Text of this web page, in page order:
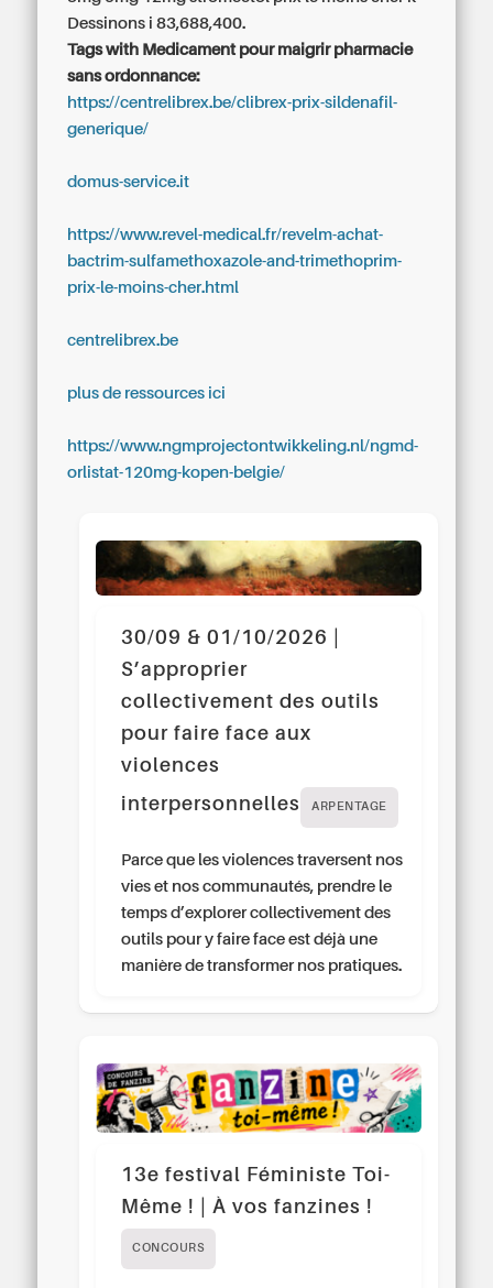
Dessinons i 83,688,400.
Tags with Medicament pour maigrir pharmacie
sans ordonnance:
https://centrelibrex.be/clibrex-prix-sildenafil-
generique/
domus-service.it
https://www.revel-medical.fr/revelm-achat-
bactrim-sulfamethoxazole-and-trimethoprim-
prix-le-moins-cher.html
centrelibrex.be
plus de ressources ici
https://www.ngmprojectontwikkeling.nl/ngmd-
orlistat-120mg-kopen-belgie/
30/09 & 01/10/2026 |
S’approprier
collectivement des outils
pour faire face aux
violences
interpersonnelles
ARPENTAGE
Parce que les violences traversent nos
vies et nos communautés, prendre le
temps d’explorer collectivement des
outils pour y faire face est déjà une
manière de transformer nos pratiques.
13e festival Féministe Toi-
Même ! | À vos fanzines !
CONCOURS